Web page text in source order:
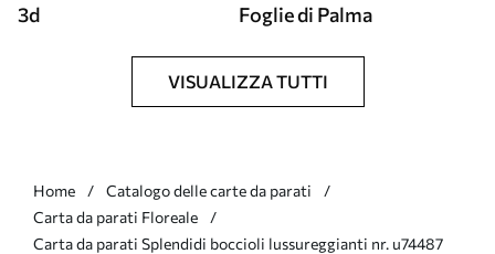
3d Foglie di Palma
VISUALIZZA TUTTI
Home
Catalogo delle carte da parati
Carta da parati Floreale
Carta da parati Splendidi boccioli lussureggianti nr. u74487